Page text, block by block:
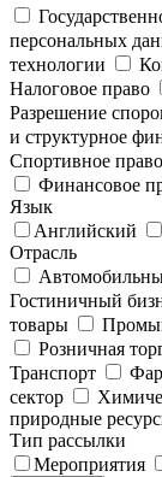
персональных
технологии
Налоговое право
Разрешение
и структурное
Спортивное право
Финансовое
Язык
Английский
Отрасль
Гостиничный
товары
Розничная
Транспорт
сектор
природные
Тип рассылки
Мероприятия